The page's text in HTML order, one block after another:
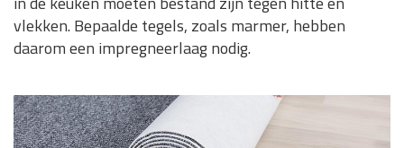
vlekken. Bepaalde tegels, zoals marmer, hebben
daarom een impregneerlaag nodig.